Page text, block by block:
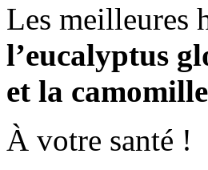
Les meilleures
l’eucalyptus
et la
À votre santé !